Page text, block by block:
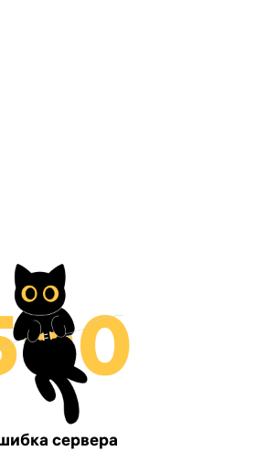
сервера